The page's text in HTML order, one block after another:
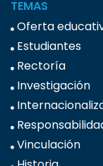
TEMAS
Oferta
Estudiantes
Rectoría
Investigación
Vinculación